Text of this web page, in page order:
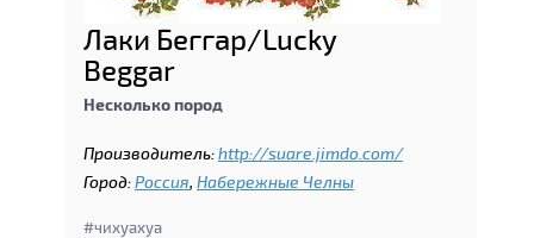
Лаки Беггар/Lucky
Beggar
Несколько пород
Производитель:http://suare.jimdo.com/
Город:Россия, Набережные Челны
чихуахуа